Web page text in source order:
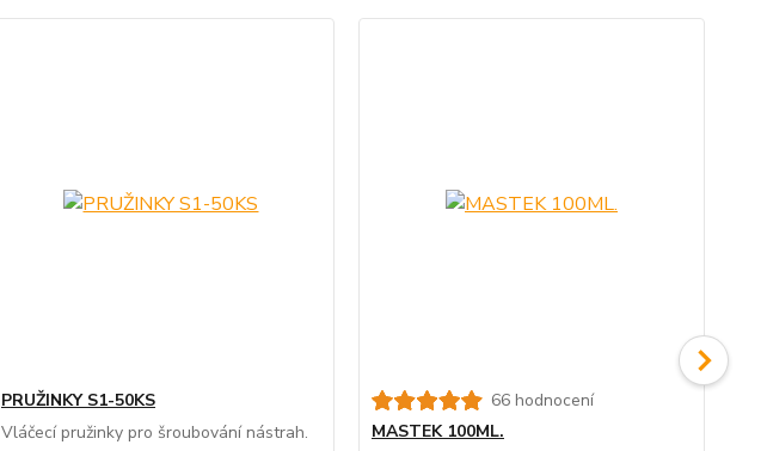
PRUŽINKY S1-50KS
Vláčecí pružinky pro šroubování nástrah.
66 hodnocení
MASTEK 100ML.